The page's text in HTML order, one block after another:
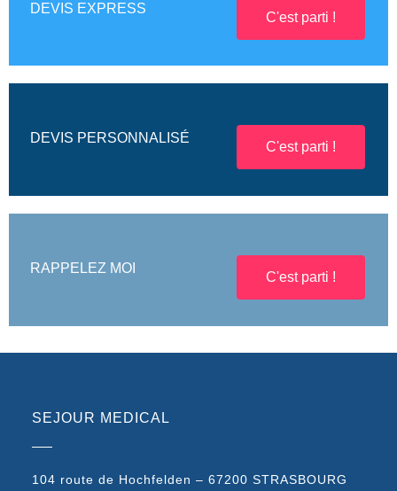
DEVIS EXPRESS
C'est parti !
DEVIS PERSONNALISÉ
C'est parti !
RAPPELEZ MOI
C'est parti !
SEJOUR MEDICAL
104 route de Hochfelden – 67200 STRASBOURG